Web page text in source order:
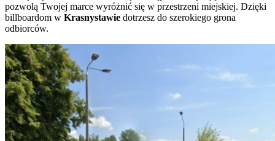
pozwolą Twojej marce wyróżnić się w przestrzeni miejskiej. Dzięki
billboardom w Krasnystawie dotrzesz do szerokiego grona
odbiorców.